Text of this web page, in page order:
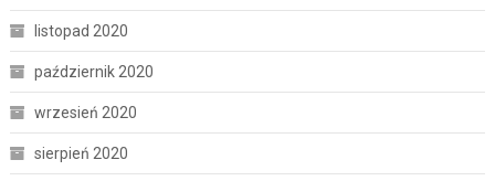
listopad 2020
październik 2020
wrzesień 2020
sierpień 2020